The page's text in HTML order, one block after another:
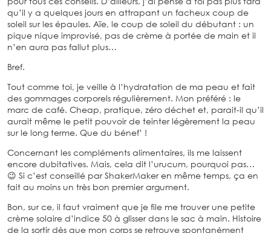
qu’il y a quelques jours en attrapant un facheux coup de
soleil sur les épaules. Aïe, le coup de soleil du débutant : un
pique nique improvisé, pas de crème à portée de main et il
n’en aura pas fallut plus…
Bref.
Tout comme toi, je veille à l’hydratation de ma peau et fait
des gommages corporels régulièrement. Mon préféré : le
marc de café. Cheap, pratique, zéro déchet et, parait-il qu’il
aurait même le petit pouvoir de teinter légèrement la peau
sur le long terme. Que du bénef’ !
Concernant les compléments alimentaires, ils me laissent
encore dubitatives. Mais, cela dit l’urucum, pourquoi pas…
😉 Si c’est conseillé par ShakerMaker en même temps, ça en
fait au moins un très bon premier argument.
Bon, sur ce, il faut vraiment que je file me trouver une petite
crème solaire d’indice 50 à glisser dans le sac à main. Histoire
de la sortir dès que mon corps se retrouve spontanément